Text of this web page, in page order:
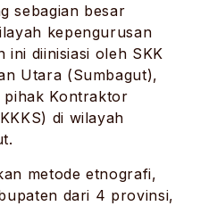
sebagian besar
kepengurusan
ini diinisiasi oleh SKK
Utara (Sumbagut),
pihak Kontraktor
di wilayah
metode etnografi,
dari 4 provinsi,